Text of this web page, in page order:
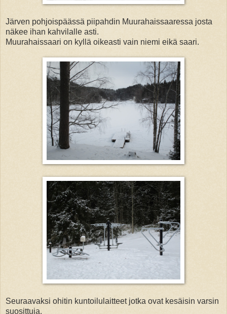
Järven pohjoispäässä piipahdin Muurahaissaaressa josta
näkee ihan kahvilalle asti.
Muurahaissaari on kyllä oikeasti vain niemi eikä saari.
Seuraavaksi ohitin kuntoilulaitteet jotka ovat kesäisin varsin
suosittuja.